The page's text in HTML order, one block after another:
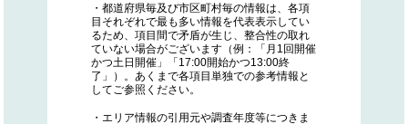
・都道府県毎及び市区町村毎の情報は、各項
目それぞれで最も多い情報を代表表示してい
るため、項目間で矛盾が生じ、整合性の取れ
ていない場合がございます（例：「月1回開催
かつ土日開催」「17:00開始かつ13:00終
了」）。あくまで各項目単独での参考情報と
してご参照ください。
・エリア情報の引用元や調査年度等につきま